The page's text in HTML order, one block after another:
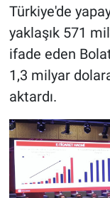
Türkiye'de
yaklaşık 571
ifade eden
1,3 milyar
aktardı.